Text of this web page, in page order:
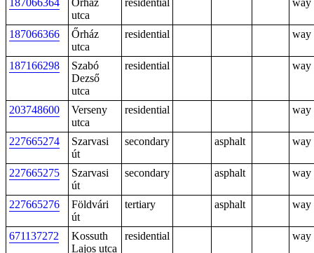
187066364
Őrház
utca
residential way
187066366
Őrház
utca
residential way
187166298
Szabó
Dezső
utca
residential way
203748600
Verseny
utca
residential way
227665274
Szarvasi
út
secondary asphalt way
227665275
Szarvasi
út
secondary asphalt way
227665276
Földvári
út
tertiary asphalt way
671137272
Kossuth
Lajos utca
residential way